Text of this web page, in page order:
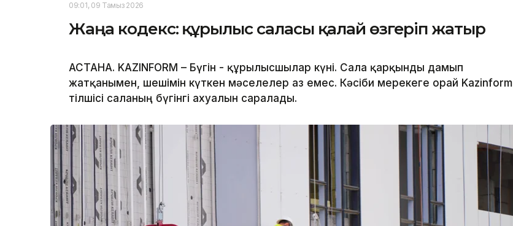
09:01, 09 Тамыз 2026
Жаңа кодекс: құрылыс саласы қалай өзгеріп жатыр
АСТАНА. KAZINFORM – Бүгін - құрылысшылар күні. Сала қарқынды дамып
жатқанымен, шешімін күткен мәселелер аз емес. Кәсіби мерекеге орай Kazinform
тілшісі саланың бүгінгі ахуалын саралады.